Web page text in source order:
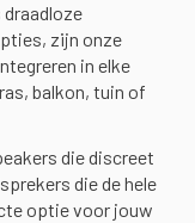
zijn onze
in elke
balkon, tuin of
die discreet
die de hele
optie voor jouw